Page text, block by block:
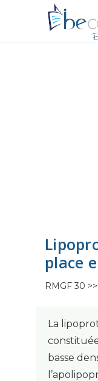
place
RMGF 30 >>
La
basse